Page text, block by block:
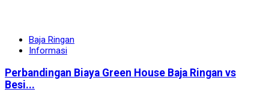
Baja Ringan
Informasi
Perbandingan Biaya Green House Baja Ringan vs
Besi...